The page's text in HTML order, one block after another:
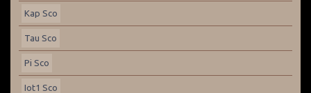
Kap Sco
Tau Sco
Pi Sco
Iot1 Sco